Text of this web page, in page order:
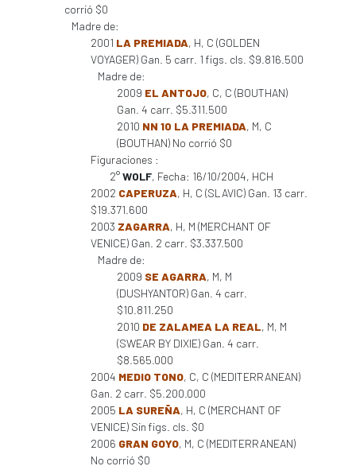
corrió $0
Madre de:
2001 LA PREMIADA, H, C (GOLDEN
VOYAGER) Gan. 5 carr. 1 figs. cls. $9.816.500
Madre de:
2009 EL ANTOJO, C, C (BOUTHAN)
Gan. 4 carr. $5.311.500
2010 NN 10 LA PREMIADA, M, C
(BOUTHAN) No corrió $0
Figuraciones :
2°WOLF, Fecha: 16/10/2004, HCH
2002 CAPERUZA, H, C (SLAVIC) Gan. 13 carr.
$19.371.600
2003 ZAGARRA, H, M (MERCHANT OF
VENICE) Gan. 2 carr. $3.337.500
Madre de:
2009 SE AGARRA, M, M
(DUSHYANTOR) Gan. 4 carr.
$10.811.250
2010 DE ZALAMEA LA REAL, M, M
(SWEAR BY DIXIE) Gan. 4 carr.
$8.565.000
2004 MEDIO TONO, C, C (MEDITERRANEAN)
Gan. 2 carr. $5.200.000
2005 LA SUREÑA, H, C (MERCHANT OF
VENICE) Sin figs. cls. $0
2006 GRAN GOYO, M, C (MEDITERRANEAN)
No corrió $0